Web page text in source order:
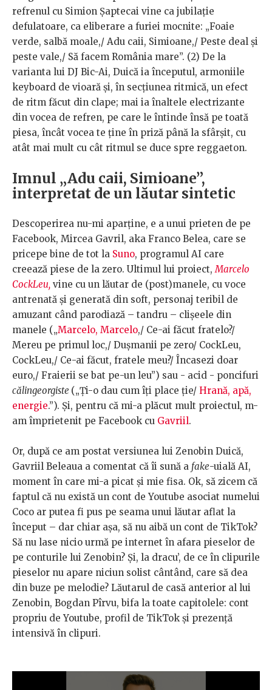
refrenul cu Simion Șaptecai vine ca jubilație
defulatoare, ca eliberare a furiei mocnite: „Foaie
verde, salbă moale,/ Adu caii, Simioane,/ Peste deal și
peste vale,/ Să facem România mare”. (2) De la
varianta lui DJ Bic-Ai, Duică ia începutul, armoniile
keyboard de vioară și, în secțiunea ritmică, un efect
de ritm făcut din clape; mai ia înaltele electrizante
din vocea de refren, pe care le întinde însă pe toată
piesa, încât vocea te ține în priză până la sfârșit, cu
atât mai mult cu cât ritmul se duce spre reggaeton.
Imnul „Adu caii, Simioane”,
interpretat de un lăutar sintetic
Descoperirea nu-mi aparține, e a unui prieten de pe
Facebook, Mircea Gavril, aka Franco Belea, care se
pricepe bine de tot la Suno, programul AI care
creează piese de la zero. Ultimul lui proiect,Marcelo
CockLeu, vine cu un lăutar de (post)manele, cu voce
antrenată și generată din soft, personaj teribil de
amuzant când parodiază – tandru – clișeele din
manele („Marcelo, Marcelo,/ Ce-ai făcut fratelo?/
Mereu pe primul loc,/ Dușmanii pe zero/ CockLeu,
CockLeu,/ Ce-ai făcut, fratele meu?/ Încasezi doar
euro,/ Fraierii se bat pe-un leu”) sau - acid - poncifuri
călingeorgiste („Ți-o dau cum îți place ție/ Hrană, apă,
energie.”). Și, pentru că mi-a plăcut mult proiectul, m-
am împrietenit pe Facebook cu Gavriil.
Or, după ce am postat versiunea lui Zenobin Duică,
Gavriil Beleaua a comentat că îi sună a fake-uială AI,
moment în care mi-a picat și mie fisa. Ok, să zicem că
faptul că nu există un cont de Youtube asociat numelui
Coco ar putea fi pus pe seama unui lăutar aflat la
început – dar chiar așa, să nu aibă un cont de TikTok?
Să nu lase nicio urmă pe internet în afara pieselor de
pe conturile lui Zenobin? Și, la dracu’, de ce în clipurile
pieselor nu apare niciun solist cântând, care să dea
din buze pe melodie? Lăutarul de casă anterior al lui
Zenobin, Bogdan Pîrvu, bifa la toate capitolele: cont
propriu de Youtube, profil de TikTok și prezență
intensivă în clipuri.